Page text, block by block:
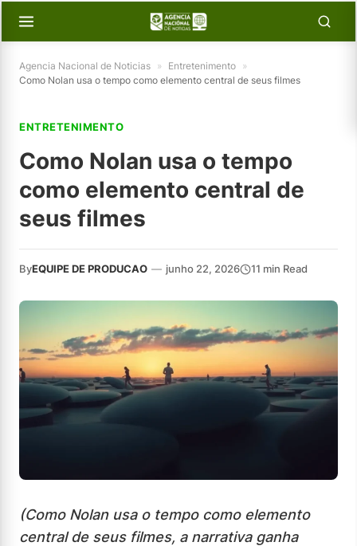
Agencia Nacional de Noticias » Entretenimento »
Como Nolan usa o tempo como elemento central de seus filmes
ENTRETENIMENTO
Como Nolan usa o tempo
como elemento central de
seus filmes
ByEQUIPE DE PRODUCAO — junho 22, 2026 11 min Read
(Como Nolan usa o tempo como elemento
central de seus filmes, a narrativa ganha